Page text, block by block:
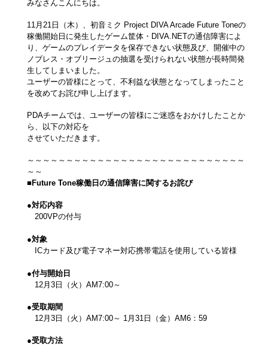
みなさんこんにちは。
11月21日（木）、初音ミク Project DIVA Arcade Future Toneの
稼働開始日に発生したゲーム筐体・DIVA.NETの通信障害によ
り、ゲームのプレイデータを保存できない状態及び、開催中の
ノブレス・オブリージュの抽選を受けられない状態が長時間発
生してしまいました。
ユーザーの皆様にとって、不利益な状態となってしまったこと
を改めてお詫び申し上げます。
PDAチームでは、ユーザーの皆様にご迷惑をおかけしたことか
ら、以下の対応を
させていただきます。
～～～～～～～～～～～～～～～～～～～～～～～～～～～～
～～
■Future Tone稼働日の通信障害に関するお詫び
●対応内容
200VPの付与
●対象
ICカード及び電子マネー対応携帯電話を使用している皆様
●付与開始日
12月3日（火）AM7:00～
●受取期間
12月3日（火）AM7:00～ 1月31日（金）AM6：59
●受取方法